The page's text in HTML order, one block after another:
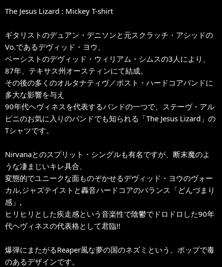
The Jesus Lizard : Mickey T-shirt
ギタリストのデュアン・デニソンと元スクラッチ・アシッドの
Vo.であるデヴィッド・ヨウ、
ベーシストのデヴィッド・ウィリアム・シムスの3人により、
87年、テキサス州オースティンにて結成。
その後の多くのオルタナティヴ／ポスト・ハードコアバンドに
多大な影響を与え
90年代ヘヴィネスを代表するバンドの一つで、ステーヴ・アル
ビニのお気に入りのバンドでも知られる「The Jesus Lizard」の
Tシャツです。
Nirvanaとのスプリット・シングルも有名ですが、断末魔のよ
うな凄まじいキレ具合、
変態的でユニークな面ものぞかせるデヴィッド・ヨウのヴォー
カル,ジャズテイストと轟音ハードコアのバランス「どんづまり
感」,
ヒリヒリとした疾走感という音楽性で陰鬱でドロドロした90年
代ヘヴィネスの代表格として君臨!!
爆弾にまたがるReaper風な夢の国のネズミという、ポップで毒
のあるデザインです。